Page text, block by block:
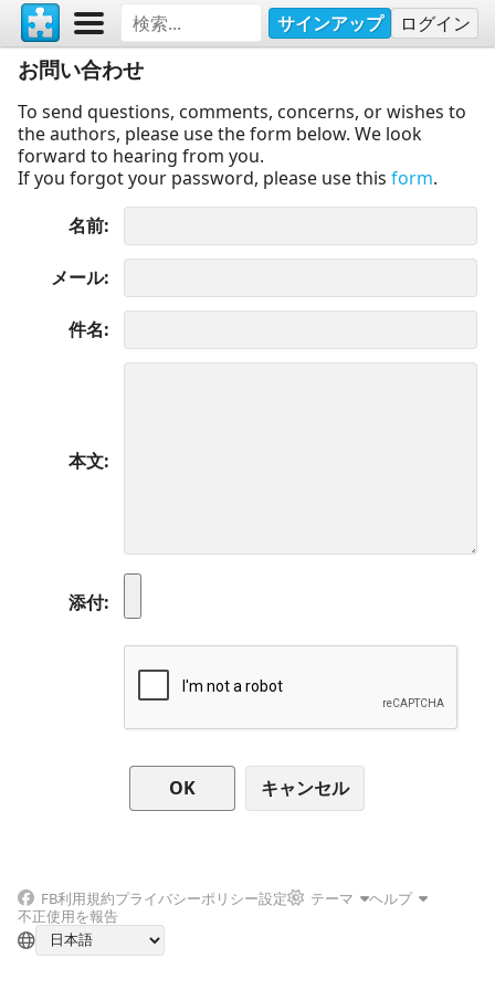
サインアップ ログイン
お問い合わせ
To send questions, comments, concerns, or wishes to
the authors, please use the form below. We look
forward to hearing from you.
If you forgot your password, please use this form.
名前
メール
件名
本文
添付
キャンセル
FB利用規約プライバシーポリシー設定 テーマ
ヘルプ
不正使用を報告